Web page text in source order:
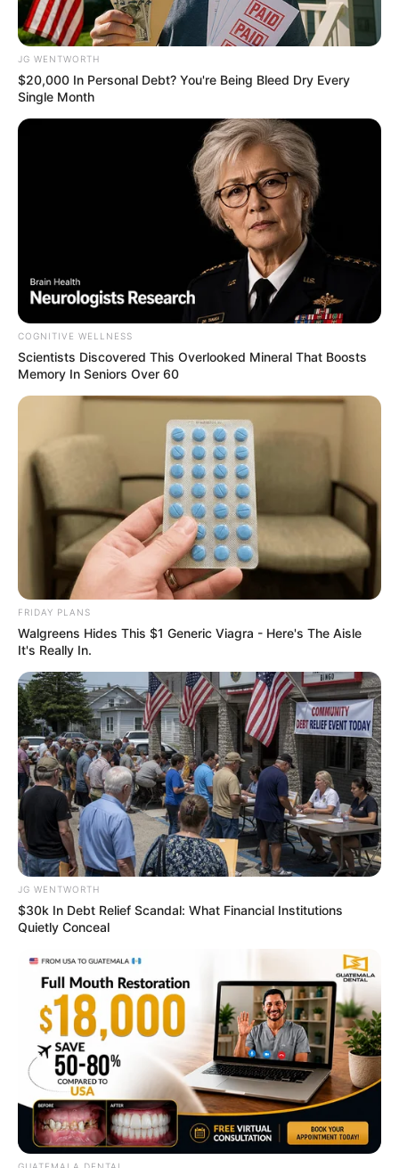
วันบูชาพระแม่ลักษมี
สำหรับวันบูชาพระแม่ลักษมีในโอกาสต่างๆ กัน อย่างวัน
ขึ้น 9 ค่ำ เดือนอัษฐะ (มิถุนายน-กรกฏาคม) เป็นการบูชา
พระนางสีดา (ลักษมีอวตาร) ร่วมกับ พระราม และ
หนุมาน เรียกว่า วันสีดา นวมี หรืออย่างวันแรม 14 ค่ำ
เดือนการติก (ตุลาคม-พฤศจิกายน) เป็นวัน พิธีแห่งแสง
สว่าง เรียกว่า วันดีปาวลี เชื่อว่าพระแม่ลักษมีเทวีจะโปรด
ประทานความร่ำรวยแก่ผู้บูชาพระนางและยังมีวันอื่นๆ อีก
ที่กำหนดให้บูชาพระแม่ลักษมีเทวีในโอกาสที่แตกต่างกัน
ออกไป
บูชาพระแม่ลักษมีได้ที่
1. ดาดฟ้าชั้น 4 เกษรวิลเลจ เปิดให้ประชาชนทั่วไปเข้าสัก
การะได้ทุกวัน ตั้งแต่เวลา 10.00-18.00 น. โดยของไหว้
ได้แก่ธูป 9 ดอกและบัวสีชมพู ส่วนของที่นิยมนำมาแก้บน
คือ น้ำอ้อย หรือผลไม้รสอ่อนๆ เช่น มะพร้าว แนะนำให้นำ
เครื่องสักการะที่ต้องการไหว้มาเอง เพราะบริเวณนี้ไม่มี
ร้านค้าจำหน่ายของไหว้
2. วัดแขก สีลม
3.โบสถ์พราหมณ์ เสาชิงช้า
4.วัดวิษณุ ยานนาวา
5.วัดเทพมณเฑียรเสาชิงช้า(ชั้น 2 โรงเรียนภารต
วิทยาลัย)
6. หน้าอาคารจอดรถเซ็นทรัลลาดพร้าวฝั่งตรงข้าม
โรงเรียนหอวัง
บทสวด บทสวดบูชาองค์พระแม่ลักษมี
พระแม่ลักษมี
วัดวิษณุ
วัดแขก ศาสนาฮินดู
นักเขียน
อิสฺวาสุ
เชื่อในสิ่งที่เฮ็ด เฮ็ดในสิ่งที่เชื่อ
JG WENTWORTH
$20,000 In Personal Debt? You're Being Bleed Dry Every
Single Month
COGNITIVE WELLNESS
Scientists Discovered This Overlooked Mineral That Boosts
Memory In Seniors Over 60
FRIDAY PLANS
Walgreens Hides This $1 Generic Viagra - Here's The Aisle
It's Really In.
JG WENTWORTH
$30k In Debt Relief Scandal: What Financial Institutions
Quietly Conceal